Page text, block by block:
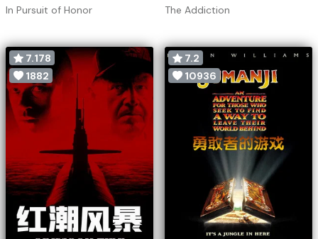
In Pursuit of Honor The Addiction
7.178
1882
7.2
10936